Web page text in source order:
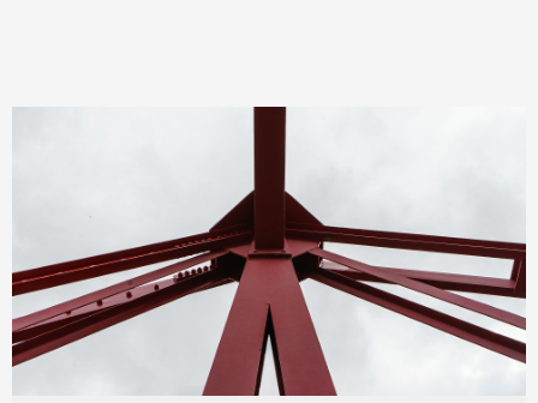
FACEBOOK
LINKEDIN
© 2024 TFOX.GE